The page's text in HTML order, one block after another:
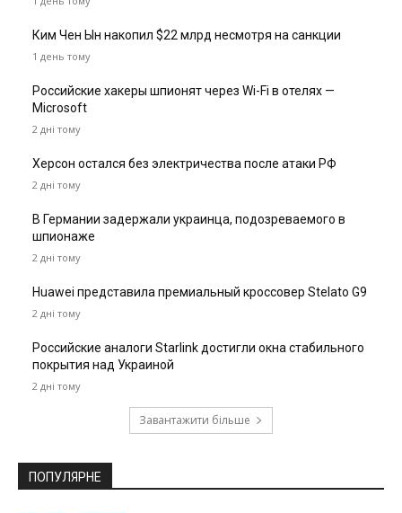
Ким Чен Ын накопил $22 млрд несмотря на санкции
1 день тому
Российские хакеры шпионят через Wi-Fi в отелях —
Microsoft
2 дні тому
Херсон остался без электричества после атаки РФ
2 дні тому
В Германии задержали украинца, подозреваемого в
шпионаже
2 дні тому
Huawei представила премиальный кроссовер Stelato G9
2 дні тому
Российские аналоги Starlink достигли окна стабильного
покрытия над Украиной
2 дні тому
Завантажити більше
ПОПУЛЯРНЕ